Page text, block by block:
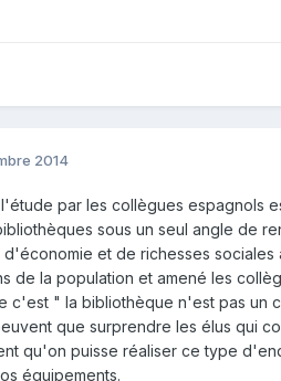
2014
par les collègues espagnols
sous un seul angle de
et de richesses
de la population et amené les
c'est " la bibliothèque n'est pas un
que surprendre les élus qui
qu'on puisse réaliser ce type
équipements.